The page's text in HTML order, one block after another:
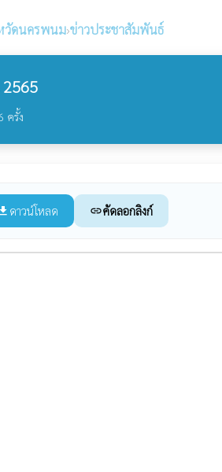
หวัดนครพนม›ข่าวประชาสัมพันธ์
ครั้ง
file_download ดาวน์โหลด linkคัดลอกลิงก์